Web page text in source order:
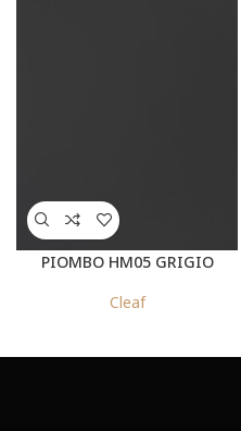
PIOMBO HM05 GRIGIO
Cleaf